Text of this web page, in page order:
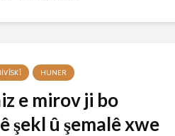
HUNER
e mirov ji bo
şekl û şemalê xwe